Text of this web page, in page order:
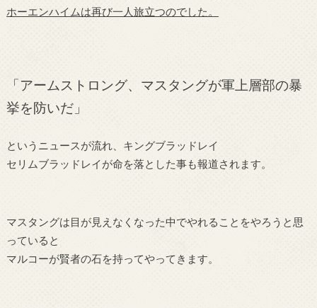
ホーエンハイムは再び一人旅立つのでした。
「アームストロング、マスタングが軍上層部の暴
挙を防いだ」
というニュースが流れ、キングブラッドレイ
セリムブラッドレイが命を落とした事も報道されます。
マスタングは目が見えなくなった中でやれることをやろうと思
っていると
マルコーが賢者の石を持ってやってきます。